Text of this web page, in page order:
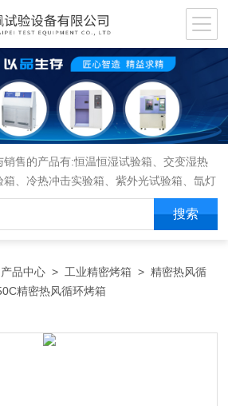
销售的产品有:恒温恒湿试验箱、交变湿热
、冷热冲击实验箱、紫外光试验箱、氙灯
沙尘试验箱、淋雨试验箱、盐水喷雾试验
力试验机、蒸汽老化试验机、跌落试验机、
验机、纸带耐磨擦试验机、工业烘烤箱
产品中心 > 工业精密烤箱 >精密热风循
精密热风循环烤箱